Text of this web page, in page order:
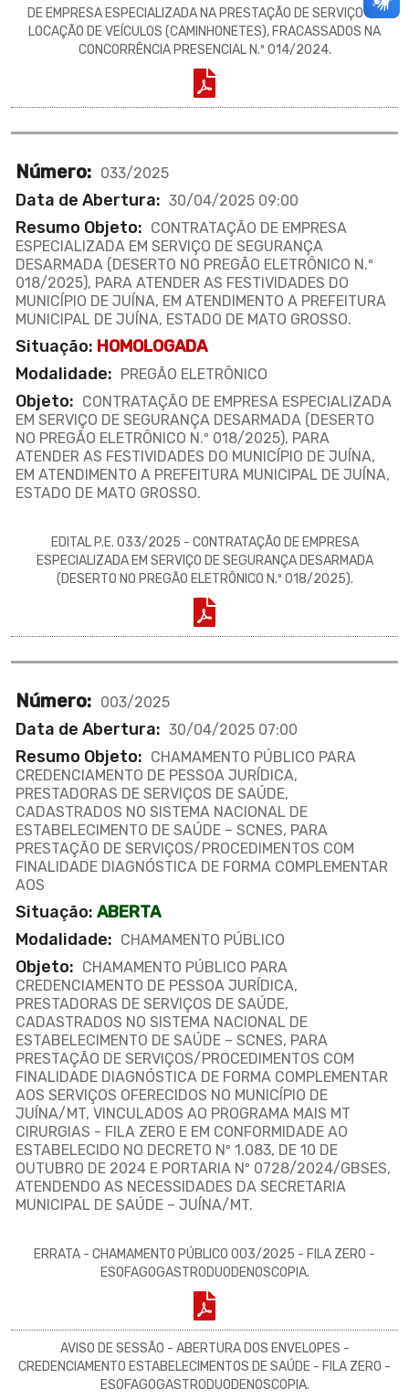
DE EMPRESA ESPECIALIZADA NA PRESTAÇÃO DE SERVIÇO DE
LOCAÇÃO DE VEÍCULOS (CAMINHONETES), FRACASSADOS NA
CONCORRÊNCIA PRESENCIAL N.º 014/2024.
Número: 033/2025
Data de Abertura: 30/04/2025 09:00
Resumo Objeto: CONTRATAÇÃO DE EMPRESA
ESPECIALIZADA EM SERVIÇO DE SEGURANÇA
DESARMADA (DESERTO NO PREGÃO ELETRÔNICO N.º
018/2025), PARA ATENDER AS FESTIVIDADES DO
MUNICÍPIO DE JUÍNA, EM ATENDIMENTO A PREFEITURA
MUNICIPAL DE JUÍNA, ESTADO DE MATO GROSSO.
Situação: HOMOLOGADA
Modalidade: PREGÃO ELETRÔNICO
Objeto: CONTRATAÇÃO DE EMPRESA ESPECIALIZADA
EM SERVIÇO DE SEGURANÇA DESARMADA (DESERTO
NO PREGÃO ELETRÔNICO N.º 018/2025), PARA
ATENDER AS FESTIVIDADES DO MUNICÍPIO DE JUÍNA,
EM ATENDIMENTO A PREFEITURA MUNICIPAL DE JUÍNA,
ESTADO DE MATO GROSSO.
EDITAL P.E. 033/2025 - CONTRATAÇÃO DE EMPRESA
ESPECIALIZADA EM SERVIÇO DE SEGURANÇA DESARMADA
(DESERTO NO PREGÃO ELETRÔNICO N.º 018/2025).
Número: 003/2025
Data de Abertura: 30/04/2025 07:00
Resumo Objeto: CHAMAMENTO PÚBLICO PARA
CREDENCIAMENTO DE PESSOA JURÍDICA,
PRESTADORAS DE SERVIÇOS DE SAÚDE,
CADASTRADOS NO SISTEMA NACIONAL DE
ESTABELECIMENTO DE SAÚDE – SCNES, PARA
PRESTAÇÃO DE SERVIÇOS/PROCEDIMENTOS COM
FINALIDADE DIAGNÓSTICA DE FORMA COMPLEMENTAR
AOS
Situação: ABERTA
Modalidade: CHAMAMENTO PÚBLICO
Objeto: CHAMAMENTO PÚBLICO PARA
CREDENCIAMENTO DE PESSOA JURÍDICA,
PRESTADORAS DE SERVIÇOS DE SAÚDE,
CADASTRADOS NO SISTEMA NACIONAL DE
ESTABELECIMENTO DE SAÚDE – SCNES, PARA
PRESTAÇÃO DE SERVIÇOS/PROCEDIMENTOS COM
FINALIDADE DIAGNÓSTICA DE FORMA COMPLEMENTAR
AOS SERVIÇOS OFERECIDOS NO MUNICÍPIO DE
JUÍNA/MT, VINCULADOS AO PROGRAMA MAIS MT
CIRURGIAS - FILA ZERO E EM CONFORMIDADE AO
ESTABELECIDO NO DECRETO Nº 1.083, DE 10 DE
OUTUBRO DE 2024 E PORTARIA Nº 0728/2024/GBSES,
ATENDENDO AS NECESSIDADES DA SECRETARIA
MUNICIPAL DE SAÚDE – JUÍNA/MT.
ERRATA - CHAMAMENTO PÚBLICO 003/2025 - FILA ZERO -
ESOFAGOGASTRODUODENOSCOPIA.
AVISO DE SESSÃO - ABERTURA DOS ENVELOPES -
CREDENCIAMENTO ESTABELECIMENTOS DE SAÚDE - FILA ZERO -
ESOFAGOGASTRODUODENOSCOPIA.